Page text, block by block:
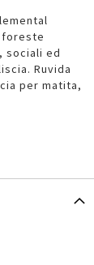
foreste
sociali ed
Ruvida
per matita,